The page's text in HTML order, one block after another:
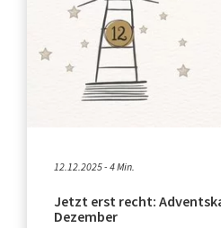
12.12.2025 - 4 Min.
Jetzt erst recht:
Dezember